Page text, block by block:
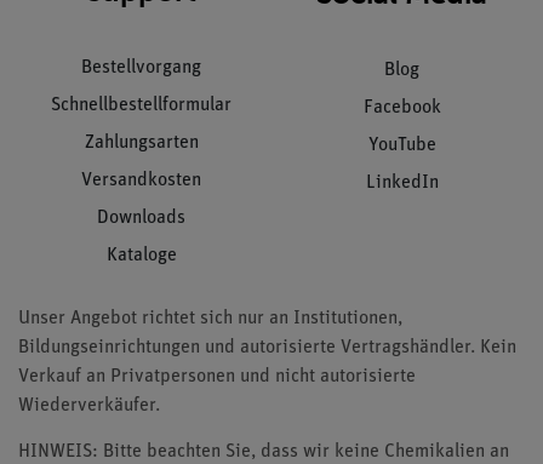
Bestellvorgang
Schnellbestellformular
Zahlungsarten
Versandkosten
Downloads
Kataloge
Blog
Facebook
YouTube
LinkedIn
Unser Angebot richtet sich nur an Institutionen,
Bildungseinrichtungen und autorisierte Vertragshändler. Kein
Verkauf an Privatpersonen und nicht autorisierte
Wiederverkäufer.
HINWEIS: Bitte beachten Sie, dass wir keine Chemikalien an